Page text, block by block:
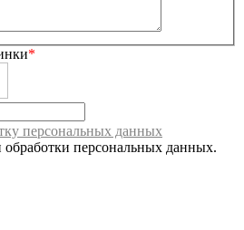
*
персональных данных
обработки персональных данных.